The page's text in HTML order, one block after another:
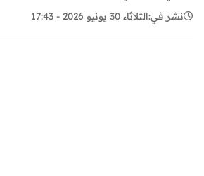
نشر في:الثلاثاء 30 يونيو 2026 - 17:43